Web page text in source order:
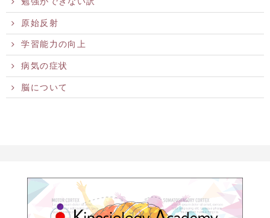
原始反射
学習能力の向上
病気の症状
脳について